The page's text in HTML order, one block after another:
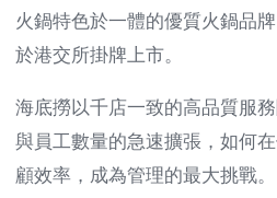
火鍋特色於一體的優質火鍋品
於港交所掛牌上市。
海底撈以千店一致的高品質服
與員工數量的急速擴張，如何
顧效率，成為管理的最大挑戰。